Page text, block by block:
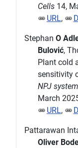
Cells14,
URL,
Stephan O
Bulović,
Plant cold
sensitivity
NPJ
March
URL,
Pattarawan
Oliver